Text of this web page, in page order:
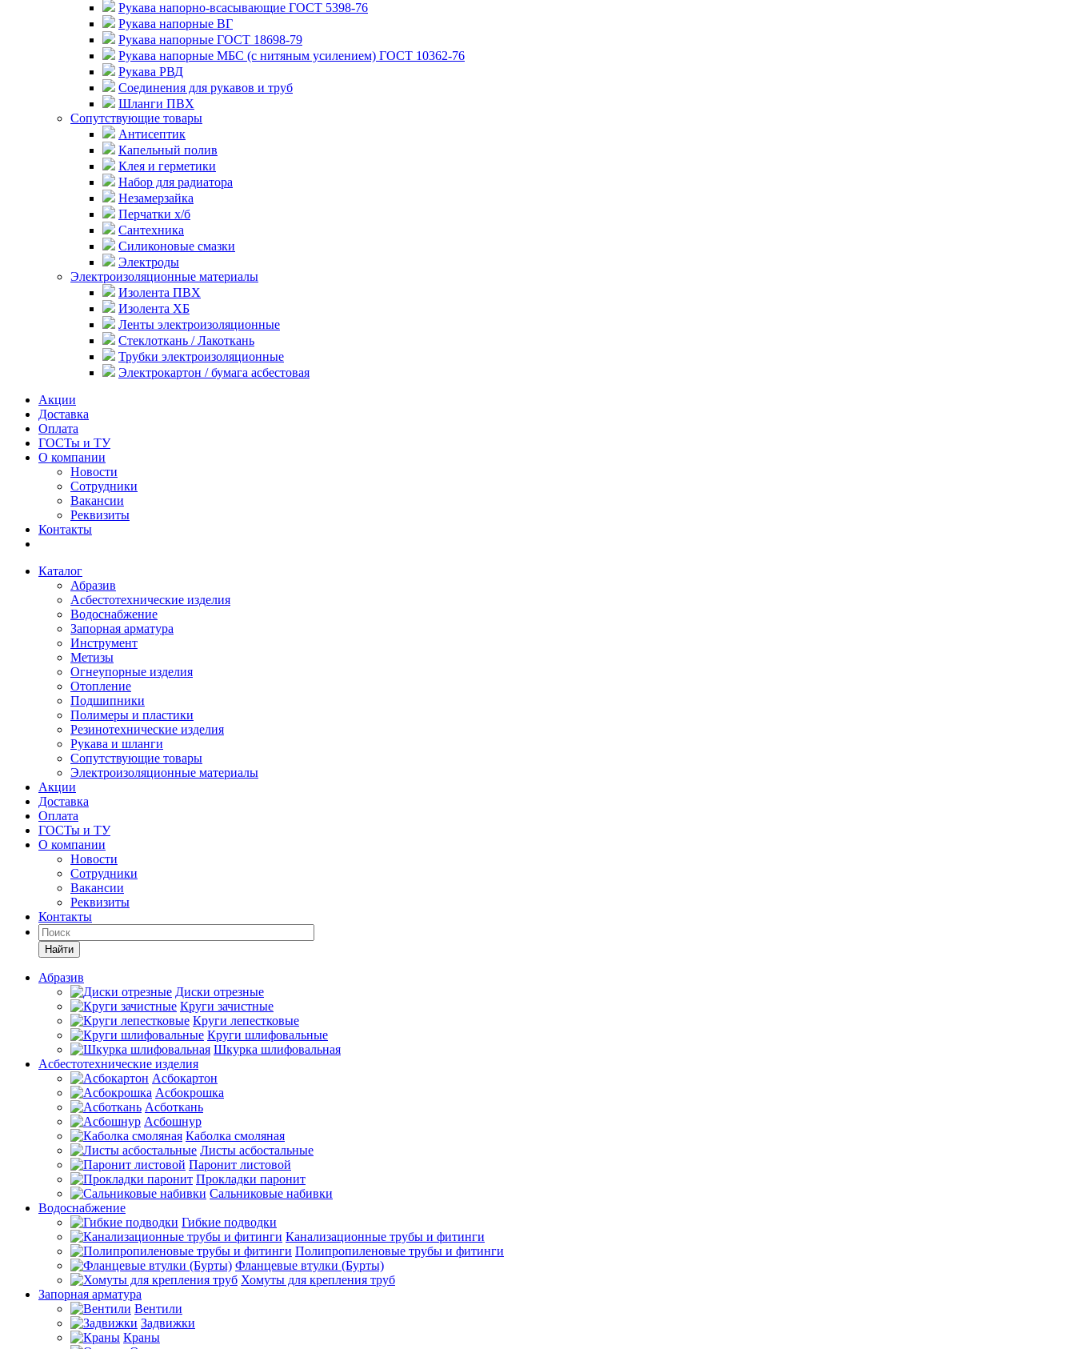
Рукава напорно-всасывающие ГОСТ 5398-76
Рукава напорные ВГ
Рукава напорные ГОСТ 18698-79
Рукава напорные МБС (с нитяным усилением) ГОСТ 10362-76
Рукава РВД
Соединения для рукавов и труб
Шланги ПВХ
Сопутствующие товары
Антисептик
Капельный полив
Клея и герметики
Набор для радиатора
Незамерзайка
Перчатки х/б
Сантехника
Силиконовые смазки
Электроды
Электроизоляционные материалы
Изолента ПВХ
Изолента ХБ
Ленты электроизоляционные
Стеклоткань / Лакоткань
Трубки электроизоляционные
Электрокартон / бумага асбестовая
Акции
Доставка
Оплата
ГОСТы и ТУ
О компании
Новости
Сотрудники
Вакансии
Реквизиты
Контакты
Каталог
Абразив
Асбестотехнические изделия
Водоснабжение
Запорная арматура
Инструмент
Метизы
Огнеупорные изделия
Отопление
Подшипники
Полимеры и пластики
Резинотехнические изделия
Рукава и шланги
Сопутствующие товары
Электроизоляционные материалы
Акции
Доставка
Оплата
ГОСТы и ТУ
О компании
Новости
Сотрудники
Вакансии
Реквизиты
Контакты
Найти
Абразив
Диски отрезные
Круги зачистные
Круги лепестковые
Круги шлифовальные
Шкурка шлифовальная
Асбестотехнические изделия
Асбокартон
Асбокрошка
Асботкань
Асбошнур
Каболка смоляная
Листы асбостальные
Паронит листовой
Прокладки паронит
Сальниковые набивки
Водоснабжение
Гибкие подводки
Канализационные трубы и фитинги
Полипропиленовые трубы и фитинги
Фланцевые втулки (Бурты)
Хомуты для крепления труб
Запорная арматура
Вентили
Задвижки
Краны